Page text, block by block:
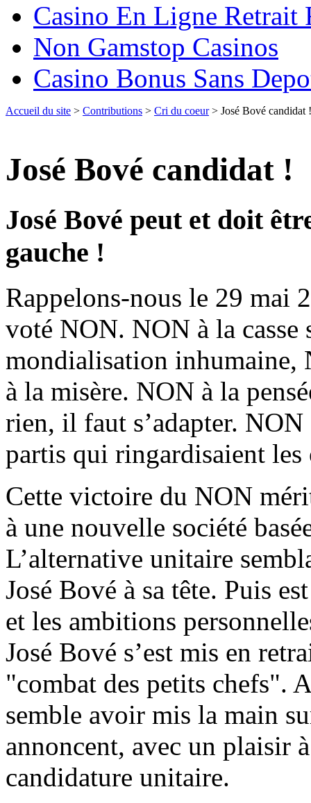
Casino En Ligne Retrait
Non Gamstop Casinos
Casino Bonus Sans
Accueil du site > Contributions > Cri du coeur> José Bové candidat !
José Bové candidat !
José Bové peut et doit
gauche !
Rappelons-nous le 29 mai
voté NON. NON à la casse
mondialisation inhumaine,
à la misère. NON à la
rien, il faut s’adapter.
partis qui ringardisaient
Cette victoire du NON
à une nouvelle société
L’alternative unitaire
José Bové à sa tête. Puis
et les ambitions
José Bové s’est mis en
"combat des petits chefs".
semble avoir mis la main
annoncent, avec un plaisir
candidature unitaire.